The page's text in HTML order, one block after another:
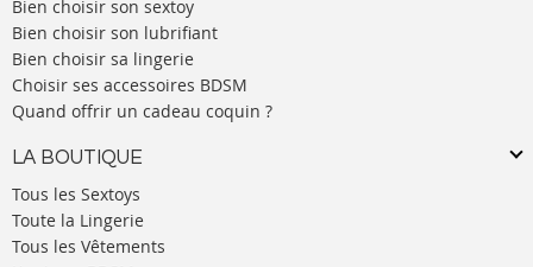
Bien choisir son sextoy
Bien choisir son lubrifiant
Bien choisir sa lingerie
Choisir ses accessoires BDSM
Quand offrir un cadeau coquin ?
LA BOUTIQUE
Tous les Sextoys
Toute la Lingerie
Tous les Vêtements